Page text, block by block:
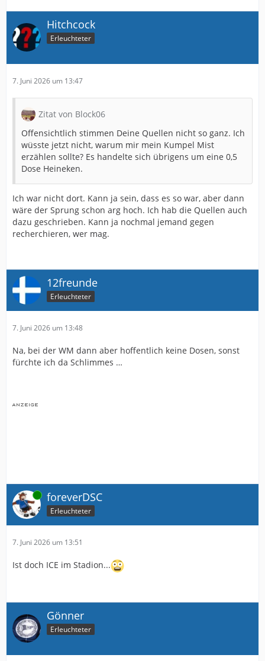
⚽ Bierpreise bei der FIFA WM 2026
Ein Bier kostet je nach Austragungsort zwischen
— also mehr als fünfmal so viel für dasselbe Turnier im
selben Monat.
🍺 Bierpreise nach Stadium — von günstig bis teuer
Mexiko dominiert das günstige Ende: Guadalajara und
Monterrey kommt auf ~£4,29. Alle drei mexikanischen
Spielorte liegen weit unter der Hälfte des günstigsten
US-Stadions. ￼
Bei den US-Stadien steigen die Preise stark an: Die
~£10,36 pro Bier am teuersten, MetLife Stadium in New
Jersey (Austragungsort des Finales) liegt knapp dahinter.
Quellen: SeatPick · Football Ground Guide · Men’s
Journal · Sports Illustrated · SmarterTravel
Hitchcock
Erleuchteter
7. Juni 2026 um 13:47
Zitat von Block06
Offensichtlich stimmen Deine Quellen nicht so ganz. Ich
wüsste jetzt nicht, warum mir mein Kumpel Mist
erzählen sollte? Es handelte sich übrigens um eine 0,5
Dose Heineken.
Ich war nicht dort. Kann ja sein, dass es so war, aber dann
wäre der Sprung schon arg hoch. Ich hab die Quellen auch
dazu geschrieben. Kann ja nochmal jemand gegen
recherchieren, wer mag.
12freunde
Erleuchteter
7. Juni 2026 um 13:48
Na, bei der WM dann aber hoffentlich keine Dosen, sonst
fürchte ich da Schlimmes …
Online foreverDSC
Erleuchteter
7. Juni 2026 um 13:51
Ist doch ICE im Stadion...
Gönner
Erleuchteter